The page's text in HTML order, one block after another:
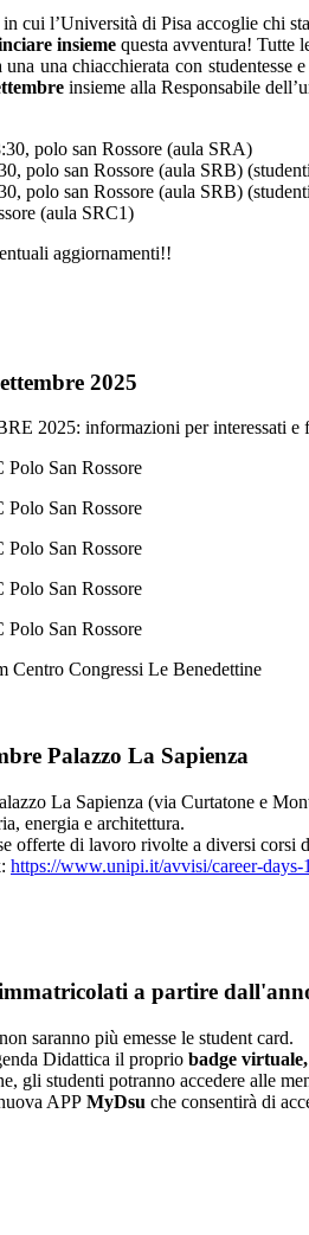
cui l’Università di Pisa accoglie chi
insieme questa avventura! Tutte
una chiacchierata con
insieme alla Responsabile
polo san Rossore (aula SRA)
polo san Rossore (aula SRB)
polo san Rossore (aula SRB)
(aula SRC1)
aggiornamenti!!
2025
2025: informazioni per interessati e
San Rossore
San Rossore
San Rossore
San Rossore
San Rossore
Congressi Le Benedettine
Palazzo La Sapienza
La Sapienza (via Curtatone e
energia e architettura.
offerte di lavoro rivolte a diversi corsi
https://www.unipi.it/avvisi/career-days-
a partire
saranno più emesse le student card.
Didattica il proprio badge virtuale,
gli studenti potranno accedere alle
APP MyDsu che consentirà di